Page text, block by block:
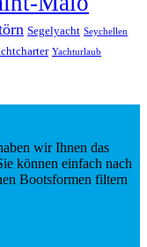
Segelyacht Seychellen
Yachturlaub
wir Ihnen das
können einfach nach
Bootsformen filtern